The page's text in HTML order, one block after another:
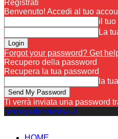
Registrati
Benvenuto! Accedi al tuo
il tuo
La
Forgot your password? Get
Recupero della password
Recupera la tua password
la
Ti verrà inviata una password
www.palermoviva.it